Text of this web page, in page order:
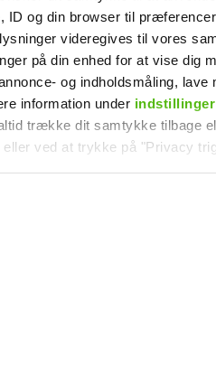
ID og din browser til
videregives til vores
på din enhed for at vise dig
og indholdsmåling, lave
information under indstillinger
trække dit samtykke tilbage
ved at trykke på "Privacy
cookies fra tredjeparter til at
dine præferencer samt til brug
Philip May på